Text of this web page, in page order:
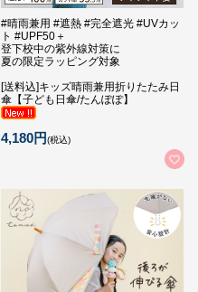
#晴雨兼用 #遮熱 #完全遮光 #UVカッ
ト #UPF50＋
登下校中の紫外線対策に
夏の限定ラッピング対象
[送料込]キッズ晴雨兼用折りたたみ日
傘【子ども日傘/たんぽぽ】
4,180円(税込)